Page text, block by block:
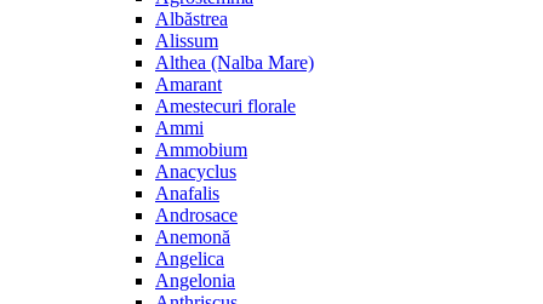
Albăstrea
Alissum
Althea (Nalba Mare)
Amarant
Amestecuri florale
Ammi
Ammobium
Anacyclus
Anafalis
Androsace
Anemonă
Angelica
Angelonia